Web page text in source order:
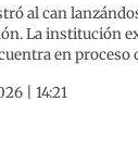
al can
La institución
en proceso
| 14:21